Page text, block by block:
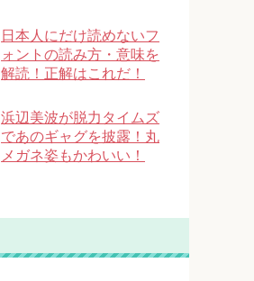
日本人にだけ読めないフ
ォントの読み方・意味を
解読！正解はこれだ！
浜辺美波が脱力タイムズ
であのギャグを披露！丸
メガネ姿もかわいい！